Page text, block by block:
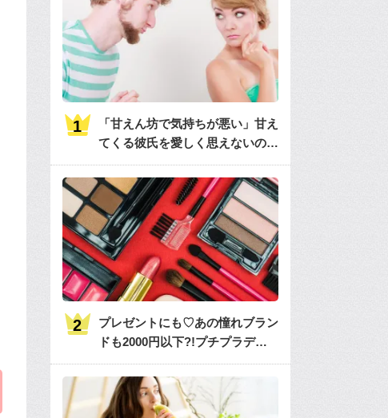
「甘えん坊で気持ちが悪い」甘え
てくる彼氏を愛しく思えないのは
何故？
プレゼントにも♡あの憧れブラン
ドも2000円以下?!プチプラデパ
コス36選大特集♡